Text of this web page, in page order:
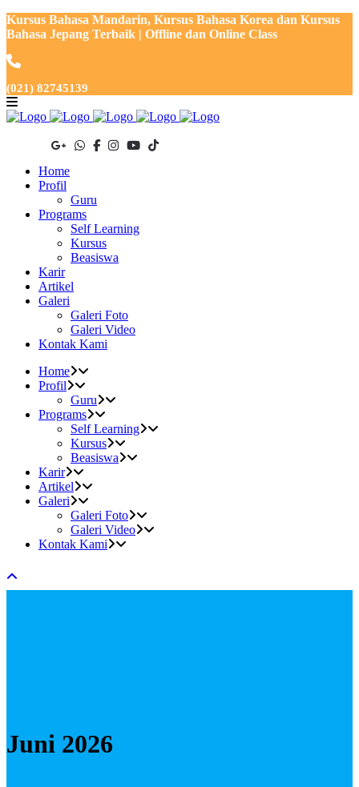
Kursus Bahasa Mandarin, Kursus Bahasa Korea dan Kursus
Bahasa Jepang Terbaik | Offline dan Online Class
(021) 82745139
Home
Profil
Guru
Programs
Self Learning
Kursus
Beasiswa
Karir
Artikel
Galeri
Galeri Foto
Galeri Video
Kontak Kami
Home
Profil
Guru
Programs
Self Learning
Kursus
Beasiswa
Karir
Artikel
Galeri
Galeri Foto
Galeri Video
Kontak Kami
Juni 2026